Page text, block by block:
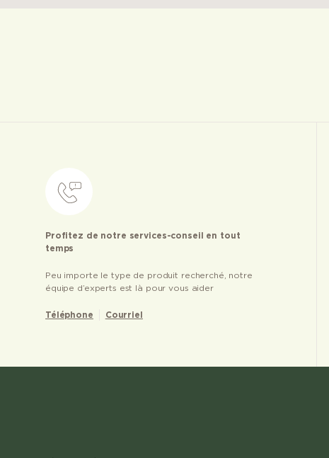
Profitez de notre services-conseil en tout
temps
Peu importe le type de produit recherché, notre
équipe d’experts est là pour vous aider
Téléphone Courriel